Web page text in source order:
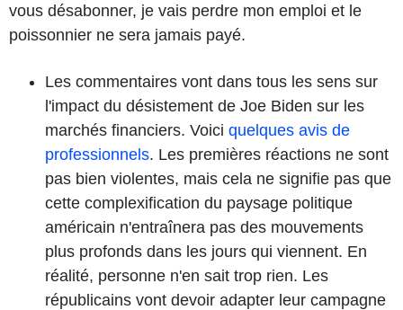
vous désabonner, je vais perdre mon emploi et le
poissonnier ne sera jamais payé.
Les commentaires vont dans tous les sens sur
l'impact du désistement de Joe Biden sur les
marchés financiers. Voici quelques avis de
professionnels. Les premières réactions ne sont
pas bien violentes, mais cela ne signifie pas que
cette complexification du paysage politique
américain n'entraînera pas des mouvements
plus profonds dans les jours qui viennent. En
réalité, personne n'en sait trop rien. Les
républicains vont devoir adapter leur campagne